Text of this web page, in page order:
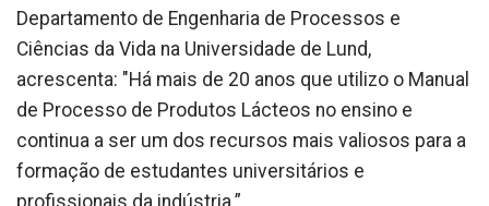
Departamento de Engenharia de Processos e
Ciências da Vida na Universidade de Lund,
acrescenta: "Há mais de 20 anos que utilizo o Manual
de Processo de Produtos Lácteos no ensino e
continua a ser um dos recursos mais valiosos para a
formação de estudantes universitários e
profissionais da indústria.”